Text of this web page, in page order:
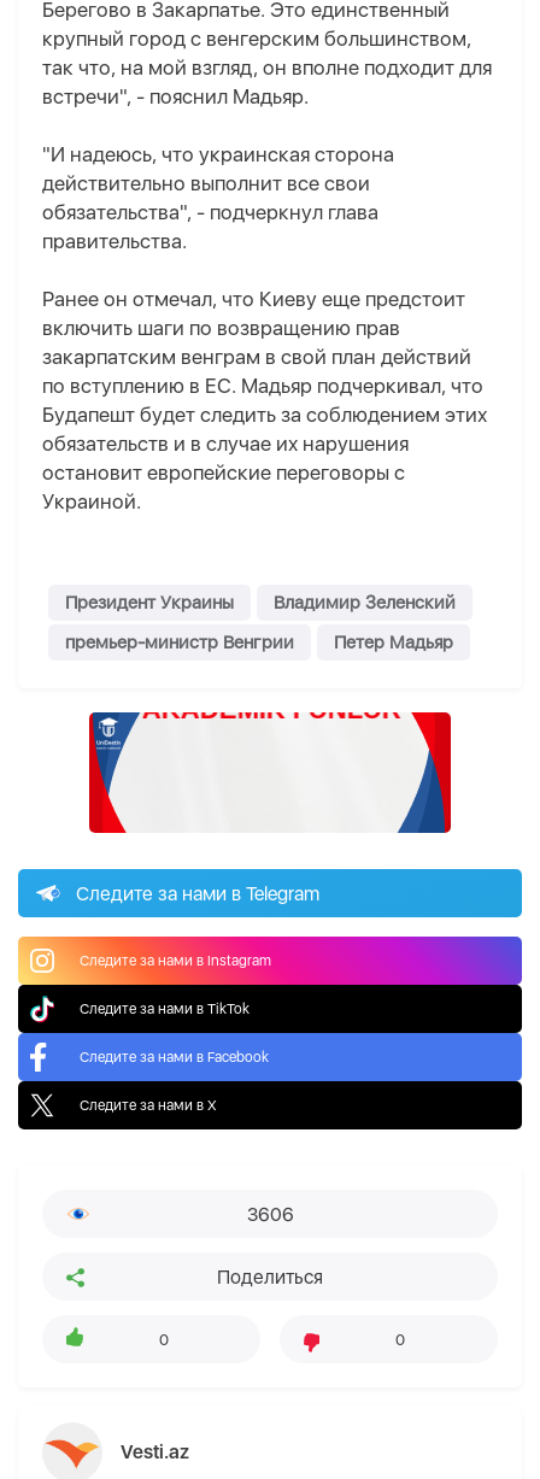
Берегово в Закарпатье. Это единственный
крупный город с венгерским большинством,
так что, на мой взгляд, он вполне подходит для
встречи", - пояснил Мадьяр.
"И надеюсь, что украинская сторона
действительно выполнит все свои
обязательства", - подчеркнул глава
правительства.
Ранее он отмечал, что Киеву еще предстоит
включить шаги по возвращению прав
закарпатским венграм в свой план действий
по вступлению в ЕС. Мадьяр подчеркивал, что
Будапешт будет следить за соблюдением этих
обязательств и в случае их нарушения
остановит европейские переговоры с
Украиной.
Президент Украины
Владимир Зеленский
премьер-министр Венгрии
Петер Мадьяр
Следите за нами в Telegram
Следите за нами в Instagram
Следите за нами в TikTok
Следите за нами в Facebook
Следите за нами в X
3606
Поделиться
0 0
Vesti.az